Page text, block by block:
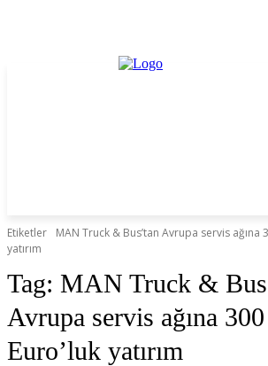
Etiketler
MAN Truck & Bus’tan Avrupa servis ağına
yatırım
Tag: MAN Truck &
Avrupa servis ağına
Euro’luk yatırım